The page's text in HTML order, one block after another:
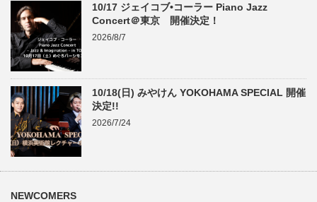
10/17 ジェイコブ•コーラー Piano Jazz
Concert＠東京 開催決定！
2026/8/7
10/18(日) みやけん YOKOHAMA SPECIAL 開催
決定!!
2026/7/24
NEWCOMERS